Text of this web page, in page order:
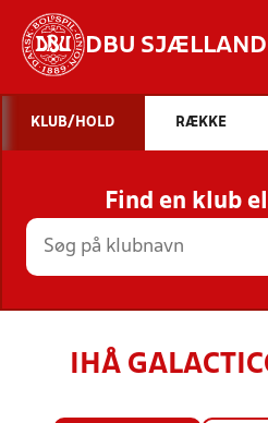
DBU SJÆLLAND
STILLINGER,
KLUB/HOLD RÆKKE
Find en klub
IHÅ